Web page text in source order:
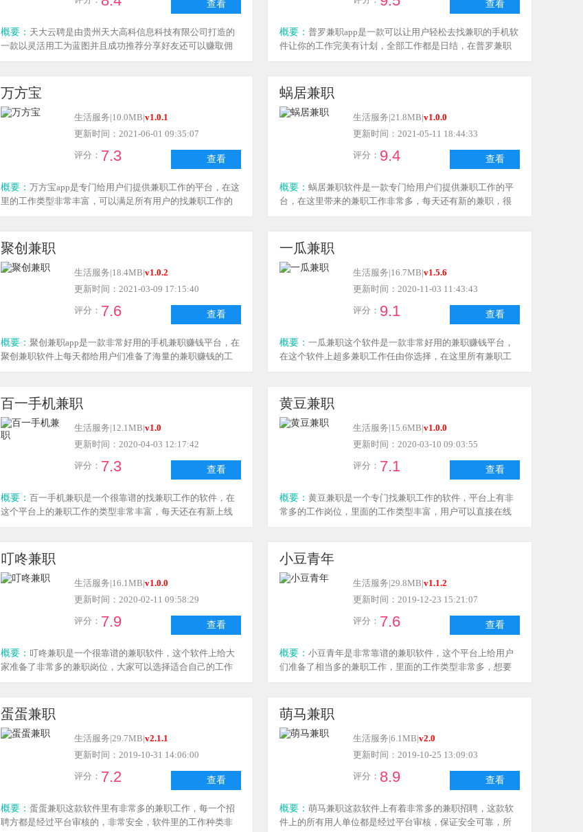
查看
概要： 天大云聘是由贵州天大高科信息科技有限公司打造的
一款以灵活用工为蓝图并且成功推荐分享好友还可以赚取佣
查看
概要： 普罗兼职app是一款可以让用户轻松去找兼职的手机软
件让你的工作完美有计划，全部工作都是日结，在普罗兼职
万方宝
查看
生活服务|10.0MB|v1.0.1
更新时间：2021-06-01 09:35:07
评分： 7.3
概要： 万方宝app是专门给用户们提供兼职工作的平台，在这
里的工作类型非常丰富，可以满足所有用户的找兼职工作的
试试吧！
蜗居兼职
查看
生活服务|21.8MB|v1.0.0
更新时间：2021-05-11 18:44:33
评分： 9.4
概要： 蜗居兼职软件是一款专门给用户们提供兼职工作的平
台，在这里带来的兼职工作非常多，每天还有新的兼职，很
聚创兼职
查看
生活服务|18.4MB|v1.0.2
更新时间：2021-03-09 17:15:40
评分： 7.6
概要： 聚创兼职app是一款非常好用的手机兼职赚钱平台，在
聚创兼职软件上每天都给用户们准备了海量的兼职赚钱的工
一瓜兼职
查看
生活服务|16.7MB|v1.5.6
更新时间：2020-11-03 11:43:43
评分： 9.1
概要： 一瓜兼职这个软件是一款非常好用的兼职赚钱平台，
在这个软件上超多兼职工作任由你选择，在这里所有兼职工
了解一下吧！
百一手机兼职
查看
生活服务|12.1MB|v1.0
更新时间：2020-04-03 12:17:42
评分： 7.3
概要： 百一手机兼职是一个很靠谱的找兼职工作的软件，在
这个平台上的兼职工作的类型非常丰富，每天还在有新上线
用，需要的话来下载百一手机兼职这个软件试试吧！
黄豆兼职
查看
生活服务|15.6MB|v1.0.0
更新时间：2020-03-10 09:03:55
评分： 7.1
概要： 黄豆兼职是一个专门找兼职工作的软件，平台上有非
常多的工作岗位，里面的工作类型丰富，用户可以直接在线
这个软件就来下载吧！
叮咚兼职
查看
生活服务|16.1MB|v1.0.0
更新时间：2020-02-11 09:58:29
评分： 7.9
概要： 叮咚兼职是一个很靠谱的兼职软件，这个软件上给大
家准备了非常多的兼职岗位，大家可以选择适合自己的工作
验一下吧！
小豆青年
查看
生活服务|29.8MB|v1.1.2
更新时间：2019-12-23 15:21:07
评分： 7.6
概要： 小豆青年是非常靠谱的兼职软件，这个平台上给用户
们准备了相当多的兼职工作，里面的工作类型非常多，想要
这款软件看看吧！
蛋蛋兼职
查看
生活服务|29.7MB|v2.1.1
更新时间：2019-10-31 14:06:00
评分： 7.2
概要： 蛋蛋兼职这款软件里有非常多的兼职工作，每一个招
聘方都是经过平台审核的，非常安全，软件里的工作种类非
萌马兼职
查看
生活服务|6.1MB|v2.0
更新时间：2019-10-25 13:09:03
评分： 8.9
概要： 萌马兼职这款软件上有着非常多的兼职招聘，这款软
件上的所有用人单位都是经过平台审核，保证安全可靠，所